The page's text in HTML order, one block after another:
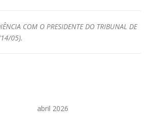
COM O PRESIDENTE DO TRIBUNAL DE
05).
abril 2026